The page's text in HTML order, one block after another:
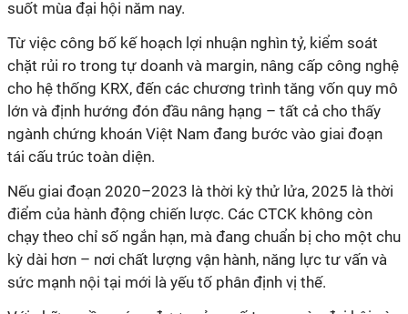
suốt mùa đại hội năm nay.
Từ việc công bố kế hoạch lợi nhuận nghìn tỷ, kiểm soát
chặt rủi ro trong tự doanh và margin, nâng cấp công nghệ
cho hệ thống KRX, đến các chương trình tăng vốn quy mô
lớn và định hướng đón đầu nâng hạng – tất cả cho thấy
ngành chứng khoán Việt Nam đang bước vào giai đoạn
tái cấu trúc toàn diện.
Nếu giai đoạn 2020–2023 là thời kỳ thử lửa, 2025 là thời
điểm của hành động chiến lược. Các CTCK không còn
chạy theo chỉ số ngắn hạn, mà đang chuẩn bị cho một chu
kỳ dài hơn – nơi chất lượng vận hành, năng lực tư vấn và
sức mạnh nội tại mới là yếu tố phân định vị thế.